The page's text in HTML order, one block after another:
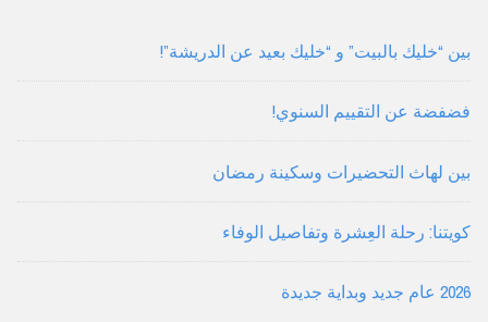
بين “خليك بالبيت” و “خليك بعيد عن الدريشة”!
فضفضة عن التقييم السنوي!
بين لهاث التحضيرات وسكينة رمضان
كويتنا: رحلة العِشرة وتفاصيل الوفاء
2026 عام جديد وبداية جديدة